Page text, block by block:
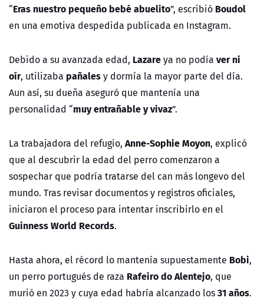
“Eras nuestro pequeño bebé abuelito”, escribió Boudol
en una emotiva despedida publicada en Instagram.
Debido a su avanzada edad, Lazareya no podía ver ni
oír, utilizaba pañalesy dormía la mayor parte del día.
Aun así, su dueña aseguró que mantenía una
personalidad “muy entrañable y vivaz”.
La trabajadora del refugio, Anne-Sophie Moyon, explicó
que al descubrir la edad del perro comenzaron a
sospechar que podría tratarse del can más longevo del
mundo. Tras revisar documentos y registros oficiales,
iniciaron el proceso para intentar inscribirlo en el
Guinness World Records.
Hasta ahora, el récord lo mantenía supuestamente Bobi,
un perro portugués de raza Rafeiro do Alentejo, que
murió en 2023 y cuya edad habría alcanzado los31 años.